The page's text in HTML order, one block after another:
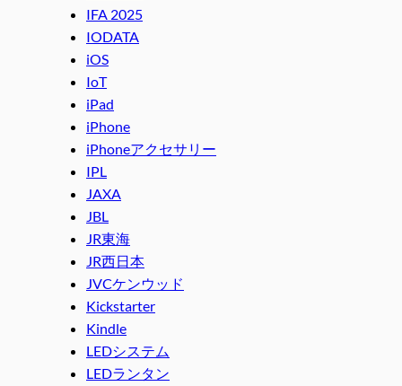
IFA 2025
IODATA
iOS
IoT
iPad
iPhone
iPhoneアクセサリー
IPL
JAXA
JBL
JR東海
JR西日本
JVCケンウッド
Kickstarter
Kindle
LEDシステム
LEDランタン